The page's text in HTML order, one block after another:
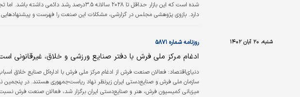
دارد. بازوی پژوهشی مجلس در گزارشی، مشکلات این صنعت را فهرست و پیشنهادهایی
شنبه، ۲۰ آبان ۱۴۰۲ روزنامه شماره ۵۸۷۱
ادغام مرکز ملی فرش با دفتر صنایع ورزشی و خلاق، غیرقانونی
دنیای‌اقتصاد: فعالان صنعت فرش از ادغام مرکز ملی فرش با اداره‌کل صنایع خلاق
سازمان ملی فرش و صنایع‌دستی ایران زیرنظر نهاد ریاست‌جمهوری هستند. در
میزبانی کمیسیون فرش، هنر و صنایع‌دستی ایران برگزار شد، فعالان صنعت فرش نسبت